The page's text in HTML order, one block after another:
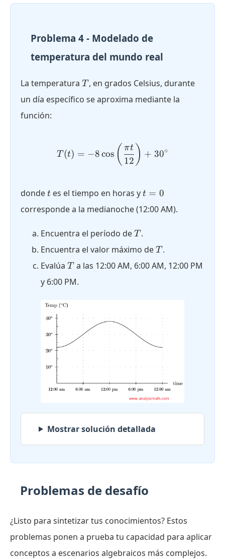
Problema 4 - Modelado de
temperatura del mundo real
La temperatura T
T , en grados Celsius, durante
un día específico se aproxima mediante la
función:
T(t) = -
T(t) = −8cos ( 12
πt ) + 30∘
dondet
t es el tiempo en horas yt
0
t = 0
corresponde a la medianoche (12:00 AM).
Encuentra el período deT
T .
Encuentra el valor máximo deT
T .
Evalúa T
T a las 12:00 AM, 6:00 AM, 12:00 PM
y 6:00 PM.
Mostrar solución detallada
Problemas de desafío
¿Listo para sintetizar tus conocimientos? Estos
problemas ponen a prueba tu capacidad para aplicar
conceptos a escenarios algebraicos más complejos.